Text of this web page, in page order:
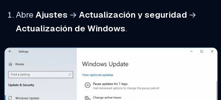
Abre Ajustes → Actualización y seguridad →
Actualización de Windows.